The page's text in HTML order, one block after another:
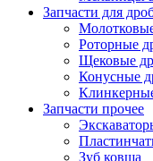
Запчасти для
Роторные
Щековые
Конусные
Запчасти прочее
Зуб ковша